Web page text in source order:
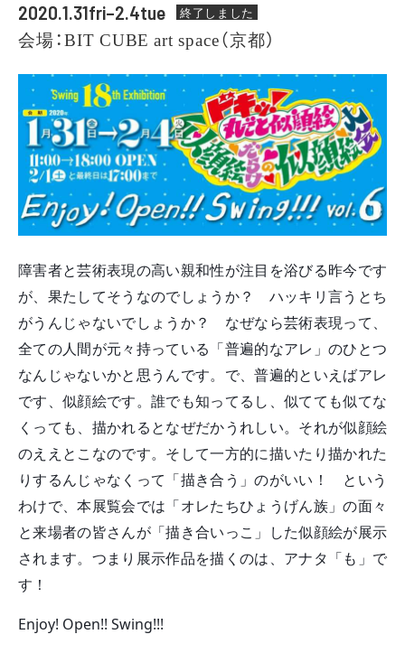
2020.1.31fri–2.4tue 終了しました
会場：BIT CUBE art space（京都）
障害者と芸術表現の高い親和性が注目を浴びる昨今です
が、果たしてそうなのでしょうか？　ハッキリ言うとち
がうんじゃないでしょうか？　なぜなら芸術表現って、
全ての人間が元々持っている「普遍的なアレ」のひとつ
なんじゃないかと思うんです。で、普遍的といえばアレ
です、似顔絵です。誰でも知ってるし、似てても似てな
くっても、描かれるとなぜだかうれしい。それが似顔絵
のええとこなのです。そして一方的に描いたり描かれた
りするんじゃなくって「描き合う」のがいい！　という
わけで、本展覧会では「オレたちひょうげん族」の面々
と来場者の皆さんが「描き合いっこ」した似顔絵が展示
されます。つまり展示作品を描くのは、アナタ「も」で
す！
Enjoy! Open!! Swing!!!